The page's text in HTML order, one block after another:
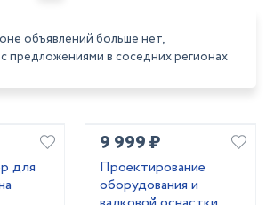
объявлений больше нет,
предложениями в соседних регионах
для
9 999 ₽
Проектирование
оборудования и